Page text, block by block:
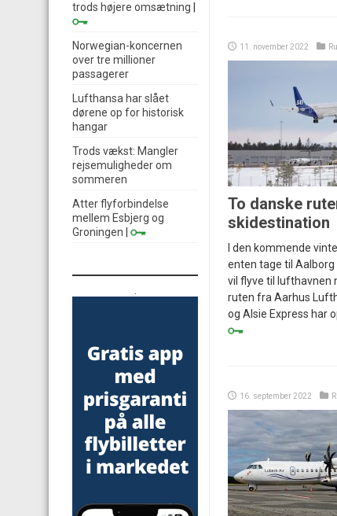
11. november 2022
To danske
skidestination
I den kommende
enten tage til Aalborg
vil flyve til lufthavnen
ruten fra Aarhus
og Alsie Express har
16. september 2022
trods højere omsætning
Norwegian-koncernen
over tre millioner
passagerer
Lufthansa har slået
dørene op for historisk
hangar
Trods vækst: Mangler
rejsemuligheder om
sommeren
Atter flyforbindelse
mellem Esbjerg og
Groningen